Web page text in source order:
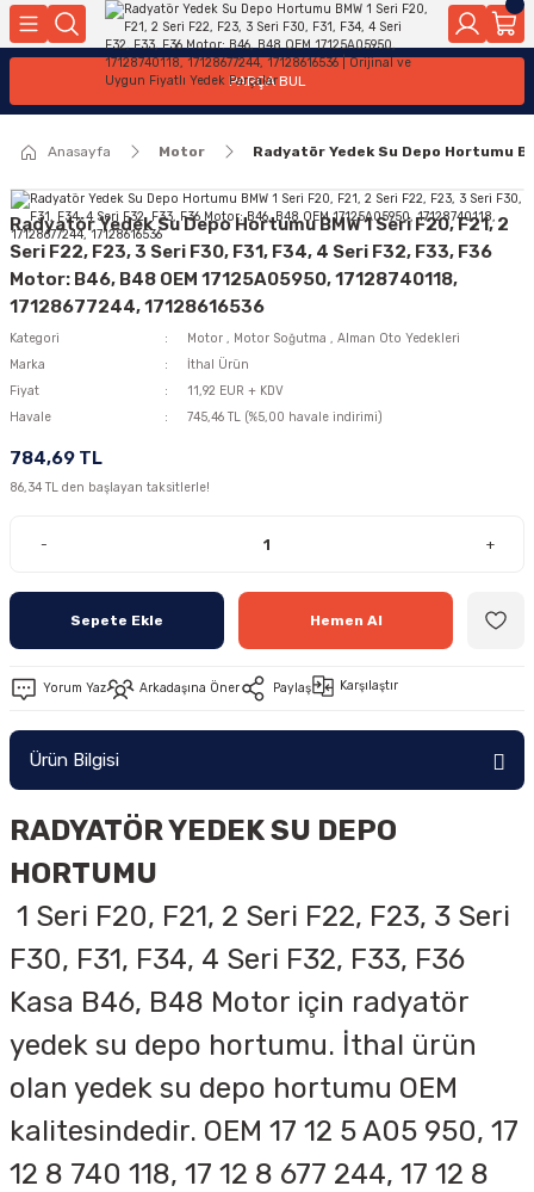
Geri Dön
Parçaları
Geri Dön
Geri Dön
Motor Elektrik
Ateşleme Buji Bobin Buji Kablosu
Alternatör Marş Motoru
Geri Dön
Geri Dön
Geri Dön
Kollar
Geri Dön
Sistemleri
Geri Dön
Ön Arka
Geri Dön
PARÇA BUL
Anasayfa Motor Radyatör Yedek Su Depo Hortumu
Radyatör Yedek Su Depo Hortumu BMW 1 Seri F20, F21, 2
Seri F22, F23, 3 Seri F30, F31, F34, 4 Seri F32, F33, F36
Motor: B46, B48 OEM 17125A05950, 17128740118,
17128677244, 17128616536
Kategori Motor , Motor Soğutma , Alman Oto Yedekleri
Marka
İthal Ürün
Fiyat
11,92 EUR + KDV
Havale
745,46 TL (%5,00 havale indirimi)
784,69 TL
86,34 TL den başlayan taksitlerle!
- +
Sepete Ekle Hemen Al
Yorum Yaz Arkadaşına Öner Paylaş Karşılaştır
Ürün Bilgisi
RADYATÖR YEDEK SU DEPO
HORTUMU
1 Seri F20, F21, 2 Seri F22, F23, 3 Seri
F30, F31, F34, 4 Seri F32, F33, F36
Kasa B46, B48 Motor için radyatör
yedek su depo hortumu. İthal ürün
olan yedek su depo hortumu OEM
kalitesindedir. OEM 17 12 5 A05 950, 17
12 8 740 118, 17 12 8 677 244, 17 12 8